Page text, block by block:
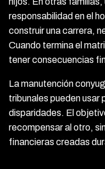
responsabilidad en el
construir una carrera,
Cuando termina el
tener consecuencias
La manutención
tribunales pueden usar
disparidades. El
recompensar al otro,
financieras creadas